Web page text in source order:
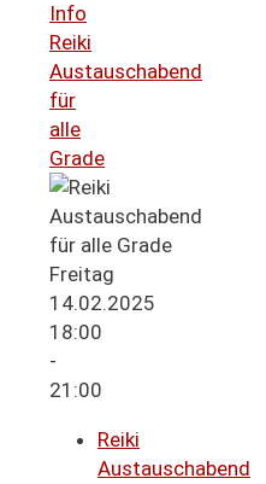
Info
Reiki
Austauschabend
für
alle
Grade
Freitag
14.02.2025
18:00
-
21:00
Reiki
Austauschabend